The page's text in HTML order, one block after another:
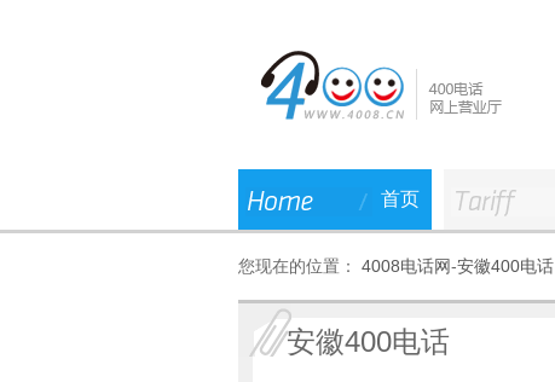
首页
您现在的位置： 4008电话网-安徽400电话
安徽400电话